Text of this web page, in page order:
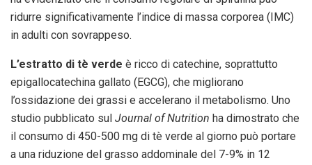
ridurre significativamente l’indice di massa corporea (IMC)
in adulti con sovrappeso.
L’estratto di tè verde è ricco di catechine, soprattutto
epigallocatechina gallato (EGCG), che migliorano
l’ossidazione dei grassi e accelerano il metabolismo. Uno
studio pubblicato sul Journal of Nutrition ha dimostrato che
il consumo di 450-500 mg di tè verde al giorno può portare
a una riduzione del grasso addominale del 7-9% in 12